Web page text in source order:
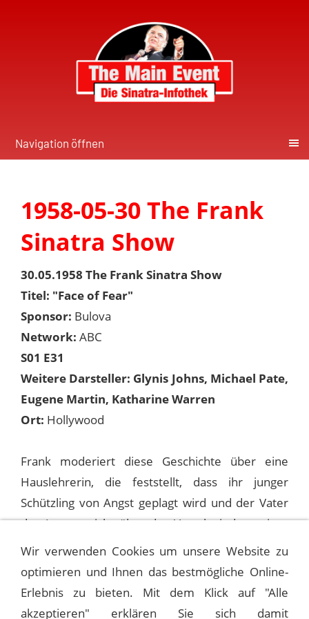
Navigation öffnen
1958-05-30 The Frank
Sinatra Show
30.05.1958 The Frank Sinatra Show
Titel: "Face of Fear"
Sponsor: Bulova
Network: ABC
S01 E31
Weitere Darsteller: Glynis Johns, Michael Pate,
Eugene Martin, Katharine Warren
Ort: Hollywood
Frank moderiert diese Geschichte über eine
Hauslehrerin, die feststellt, dass ihr junger
Schützling von Angst geplagt wird und der Vater
des Jungen nicht über das Verschwinden seiner
Frau sprechen will.
1958-05-23 THE FRANK SINATRA SHOW
Wir verwenden Cookies um unsere Website zu
optimieren und Ihnen das bestmögliche Online-
Erlebnis zu bieten. Mit dem Klick auf "Alle
akzeptieren" erklären Sie sich damit